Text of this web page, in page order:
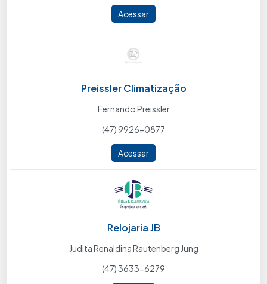
Acessar
Preissler Climatização
Fernando Preissler
(47) 9926-0877
Acessar
Relojaria JB
Judita Renaldina Rautenberg Jung
(47) 3633-6279